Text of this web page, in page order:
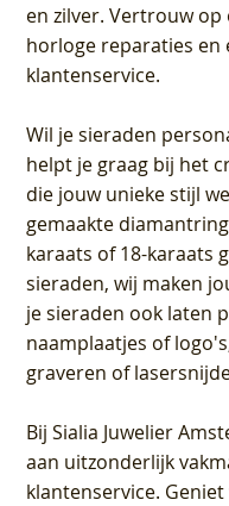
en zilver. Vertrouw
horloge reparaties en
klantenservice.
Wil je sieraden
helpt je graag bij het
die jouw unieke stijl
gemaakte
karaats of 18-karaats
sieraden, wij maken
je sieraden ook laten
naamplaatjes of
graveren of
BijSialia Juwelier
aan uitzonderlijk
klantenservice.